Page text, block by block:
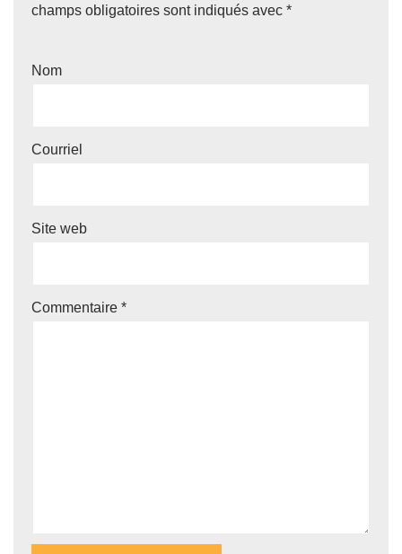
champs obligatoires sont indiqués avec *
Nom
Courriel
Site web
Commentaire *